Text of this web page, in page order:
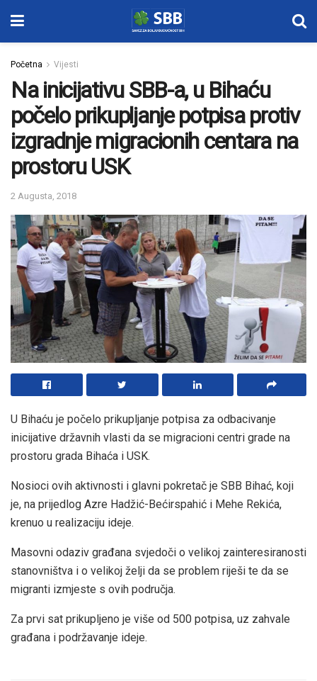
Početna Vijesti
Na inicijativu SBB-a, u Bihaću
počelo prikupljanje potpisa protiv
izgradnje migracionih centara na
prostoru USK
2 Augusta, 2018
U Bihaću je počelo prikupljanje potpisa za odbacivanje
inicijative državnih vlasti da se migracioni centri grade na
prostoru grada Bihaća i USK.
Nosioci ovih aktivnosti i glavni pokretač je SBB Bihać, koji
je, na prijedlog Azre Hadžić-Bećirspahić i Mehe Rekića,
krenuo u realizaciju ideje.
Masovni odaziv građana svjedoči o velikoj zainteresiranosti
stanovništva i o velikoj želji da se problem riješi te da se
migranti izmjeste s ovih područja.
Za prvi sat prikupljeno je više od 500 potpisa, uz zahvale
građana i podržavanje ideje.